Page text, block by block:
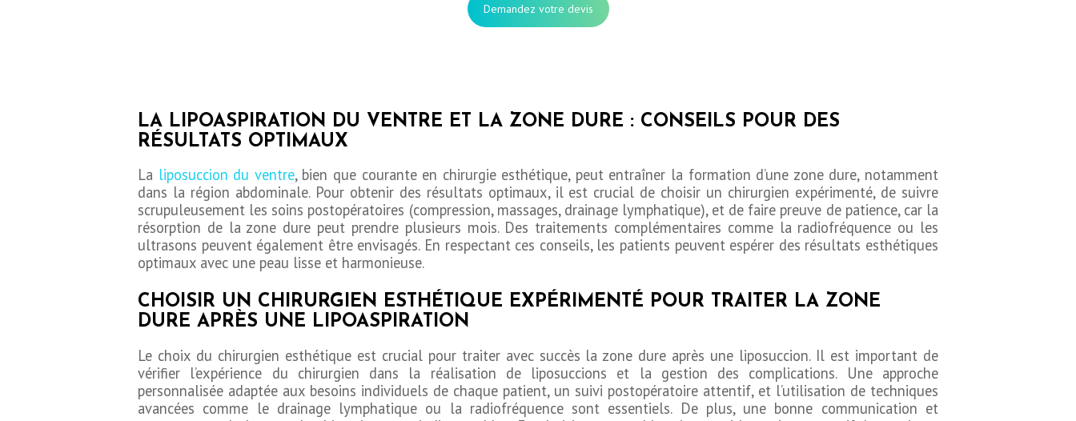
Demandez votre devis
LA LIPOASPIRATION DU VENTRE ET LA ZONE DURE : CONSEILS POUR DES
RÉSULTATS OPTIMAUX
La liposuccion du ventre, bien que courante en chirurgie esthétique, peut entraîner la formation d’une zone dure, notamment
dans la région abdominale. Pour obtenir des résultats optimaux, il est crucial de choisir un chirurgien expérimenté, de suivre
scrupuleusement les soins postopératoires (compression, massages, drainage lymphatique), et de faire preuve de patience, car la
résorption de la zone dure peut prendre plusieurs mois. Des traitements complémentaires comme la radiofréquence ou les
ultrasons peuvent également être envisagés. En respectant ces conseils, les patients peuvent espérer des résultats esthétiques
optimaux avec une peau lisse et harmonieuse.
CHOISIR UN CHIRURGIEN ESTHÉTIQUE EXPÉRIMENTÉ POUR TRAITER LA ZONE
DURE APRÈS UNE LIPOASPIRATION
Le choix du chirurgien esthétique est crucial pour traiter avec succès la zone dure après une liposuccion. Il est important de
vérifier l’expérience du chirurgien dans la réalisation de liposuccions et la gestion des complications. Une approche
personnalisée adaptée aux besoins individuels de chaque patient, un suivi postopératoire attentif, et l’utilisation de techniques
avancées comme le drainage lymphatique ou la radiofréquence sont essentiels. De plus, une bonne communication et